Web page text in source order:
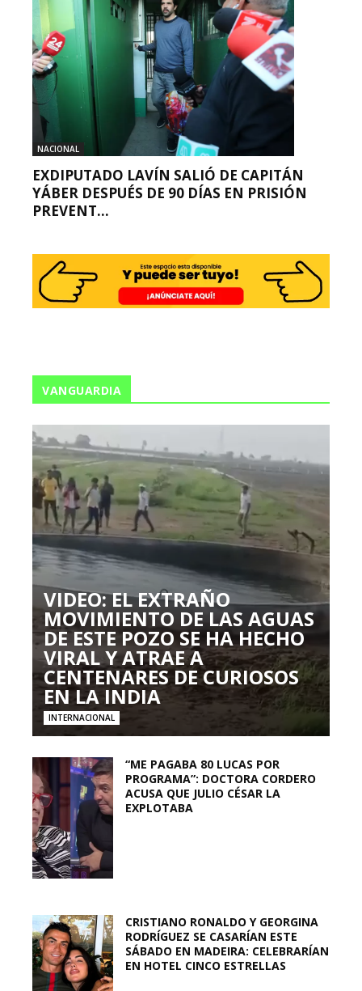
NACIONAL
EXDIPUTADO LAVÍN SALIÓ DE CAPITÁN
YÁBER DESPUÉS DE 90 DÍAS EN PRISIÓN
PREVENT...
VANGUARDIA
VIDEO: EL EXTRAÑO
MOVIMIENTO DE LAS AGUAS
DE ESTE POZO SE HA HECHO
VIRAL Y ATRAE A
CENTENARES DE CURIOSOS
EN LA INDIA
INTERNACIONAL
“ME PAGABA 80 LUCAS POR
PROGRAMA”: DOCTORA CORDERO
ACUSA QUE JULIO CÉSAR LA
EXPLOTABA
CRISTIANO RONALDO Y GEORGINA
RODRÍGUEZ SE CASARÍAN ESTE
SÁBADO EN MADEIRA: CELEBRARÍAN
EN HOTEL CINCO ESTRELLAS